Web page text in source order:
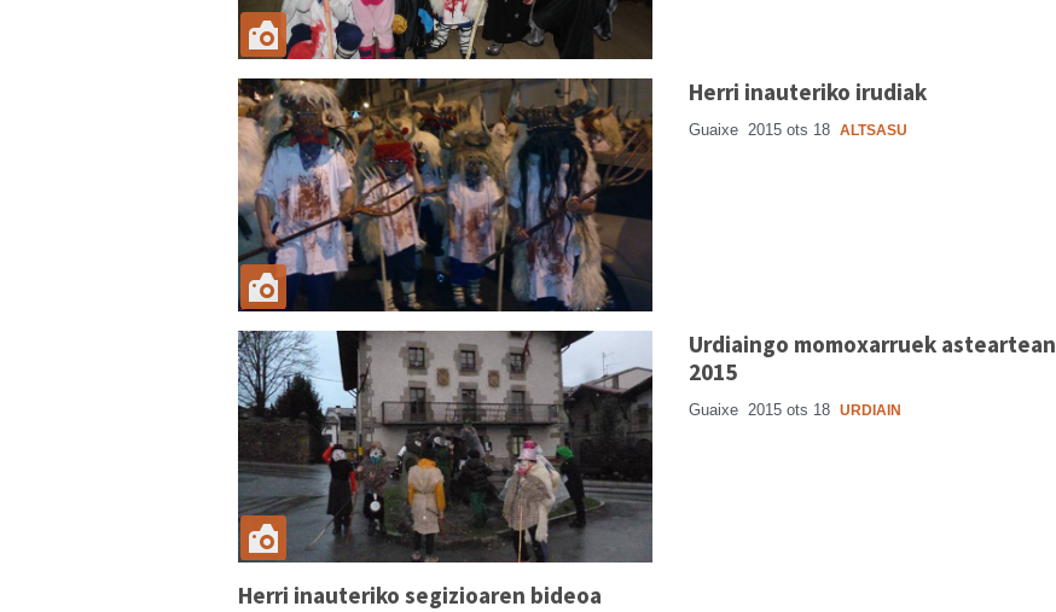
Herri inauteriko irudiak
Guaixe 2015 ots 18 ALTSASU
Urdiaingo momoxarruek asteartean
2015
Guaixe 2015 ots 18 URDIAIN
Herri inauteriko segizioaren bideoa